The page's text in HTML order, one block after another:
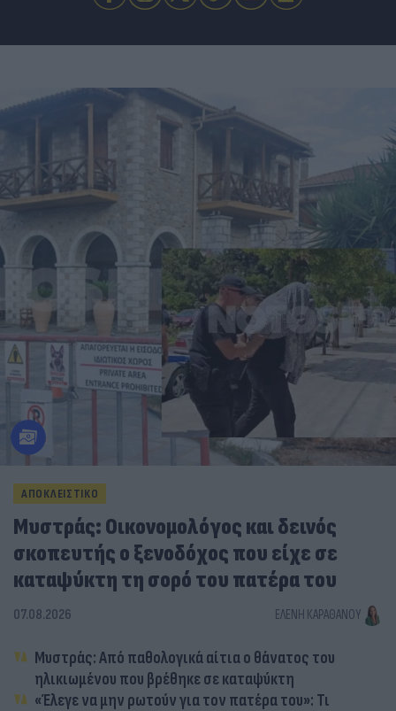
ΑΠΟΚΛΕΙΣΤΙΚΟ
Μυστράς: Οικονομολόγος και δεινός
σκοπευτής ο ξενοδόχος που είχε σε
καταψύκτη τη σορό του πατέρα του
07.08.2026 ΕΛΈΝΗ ΚΑΡΑΘΆΝΟΥ
Μυστράς: Από παθολογικά αίτια ο θάνατος του
ηλικιωμένου που βρέθηκε σε καταψύκτη
«Έλεγε να μην ρωτούν για τον πατέρα του»: Τι